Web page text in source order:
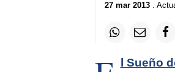
27 mar 2013.
l Sueño